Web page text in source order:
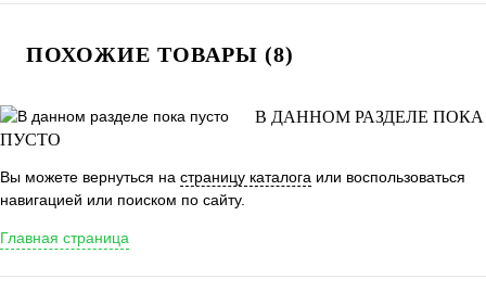
ПОХОЖИЕ ТОВАРЫ (8)
В ДАННОМ РАЗДЕЛЕ ПОКА
ПУСТО
Вы можете вернуться на страницу каталога или воспользоваться
навигацией или поиском по сайту.
Главная страница